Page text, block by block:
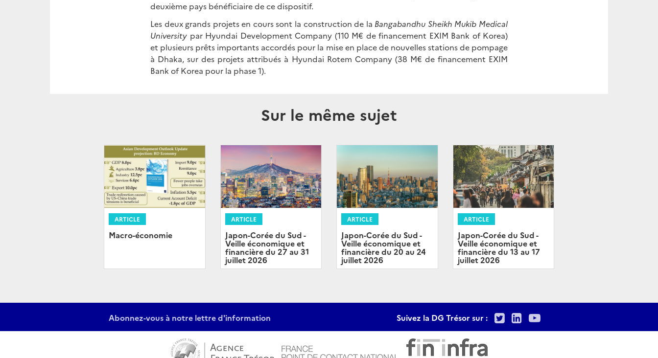
deuxième pays bénéficiaire de ce dispositif.
Les deux grands projets en cours sont la construction de la Bangabandhu Sheikh Mukib Medical
University par Hyundai Development Company (110 M€ de financement EXIM Bank of Korea)
et plusieurs prêts importants accordés pour la mise en place de nouvelles stations de pompage
à Dhaka, sur des projets attribués à Hyundai Rotem Company (38 M€ de financement EXIM
Bank of Korea pour la phase 1).
Sur le même sujet
ARTICLE
Macro-économie
ARTICLE
Japon-Corée du Sud -
Veille économique et
financière du 27 au 31
juillet 2026
ARTICLE
Japon-Corée du Sud -
Veille économique et
financière du 20 au 24
juillet 2026
ARTICLE
Japon-Corée du Sud -
Veille économique et
financière du 13 au 17
juillet 2026
Abonnez-vous à notre lettre d'information Suivez la DG Trésor sur : TwitterLinkedIn
Youtube